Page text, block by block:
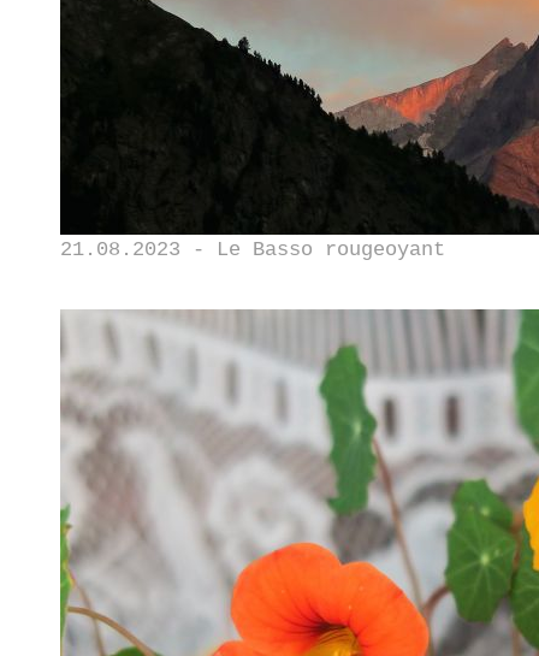
21.08.2023 - Le Basso rougeoyant